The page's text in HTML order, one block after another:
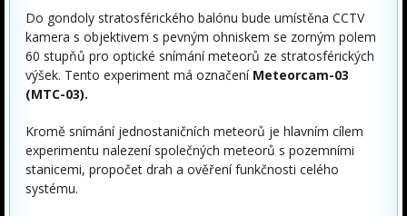
Do gondoly stratosférického balónu bude umístěna CCTV
kamera s objektivem s pevným ohniskem se zorným polem
60 stupňů pro optické snímání meteorů ze stratosférických
výšek. Tento experiment má označení Meteorcam-03
(MTC-03).
Kromě snímání jednostaničních meteorů je hlavním cílem
experimentu nalezení společných meteorů s pozemními
stanicemi, propočet drah a ověření funkčnosti celého
systému.